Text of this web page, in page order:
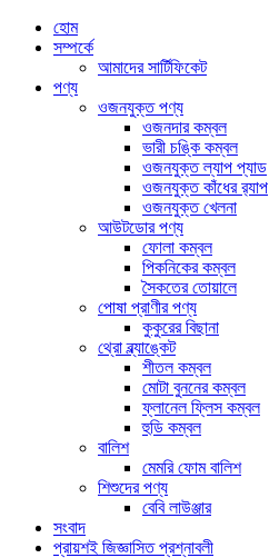
হোম
সম্পর্কে
আমাদের সার্টিফিকেট
পণ্য
ওজনযুক্ত পণ্য
ওজনদার কম্বল
ভারী চঙ্কি কম্বল
ওজনযুক্ত ল্যাপ প্যাড
ওজনযুক্ত কাঁধের র‍্যাপ
ওজনযুক্ত খেলনা
আউটডোর পণ্য
ফোলা কম্বল
পিকনিকের কম্বল
সৈকতের তোয়ালে
পোষা প্রাণীর পণ্য
কুকুরের বিছানা
থ্রো ব্ল্যাঙ্কেট
শীতল কম্বল
মোটা বুননের কম্বল
ফ্লানেল ফ্লিস কম্বল
হুডি কম্বল
বালিশ
মেমরি ফোম বালিশ
শিশুদের পণ্য
বেবি লাউঞ্জার
সংবাদ
প্রায়শই জিজ্ঞাসিত প্রশ্নাবলী